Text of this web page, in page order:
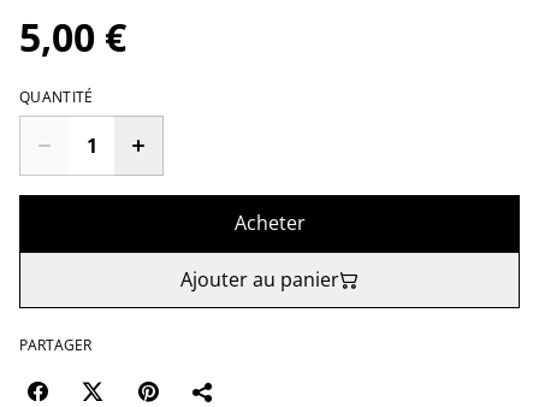
5,00 €
QUANTITÉ
Acheter
Ajouter au panier
PARTAGER